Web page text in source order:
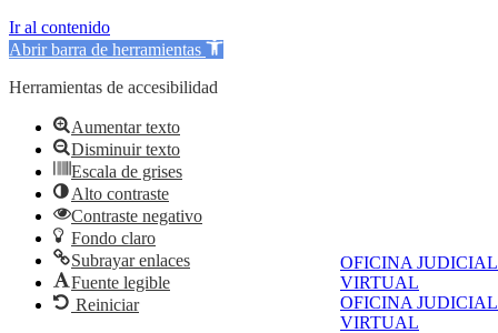
OFICINA JUDICIAL
VIRTUAL
OFICINA JUDICIAL
VIRTUAL
Ir al contenido
Abrir barra de herramientas
Herramientas de accesibilidad
Aumentar texto
Disminuir texto
Escala de grises
Alto contraste
Contraste negativo
Fondo claro
Subrayar enlaces
Fuente legible
Reiniciar